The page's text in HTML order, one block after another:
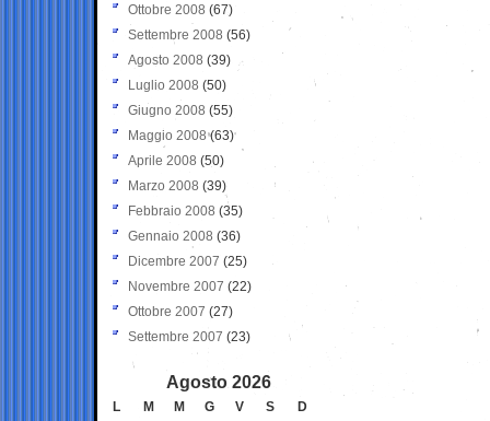
Ottobre 2008 (67)
Settembre 2008 (56)
Agosto 2008 (39)
Luglio 2008 (50)
Giugno 2008 (55)
Maggio 2008(63)
Aprile 2008 (50)
Marzo 2008 (39)
Febbraio 2008 (35)
Gennaio 2008 (36)
Dicembre 2007 (25)
Novembre 2007 (22)
Ottobre 2007 (27)
Settembre 2007 (23)
Agosto 2026
L M M G V S
D